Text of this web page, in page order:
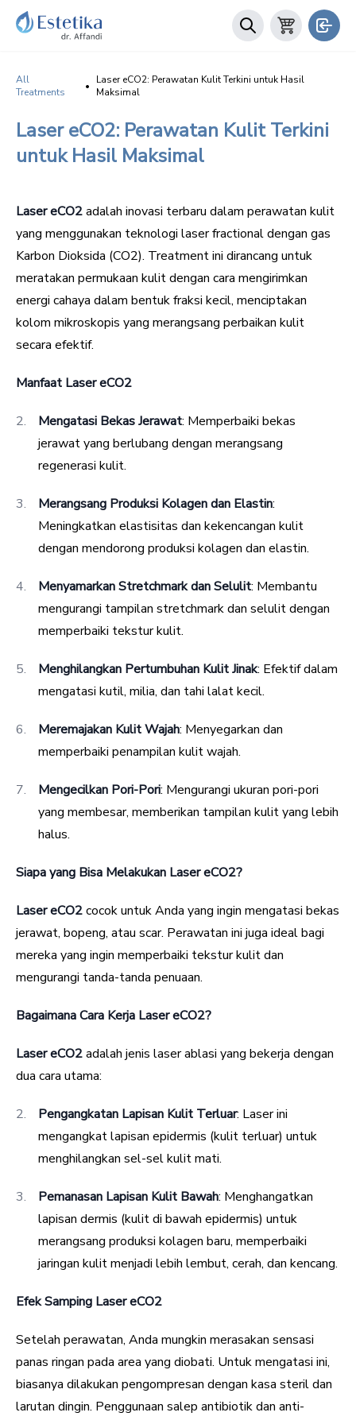
All
Treatments
•
Laser eCO2: Perawatan Kulit Terkini untuk Hasil
Maksimal
Laser eCO2: Perawatan Kulit Terkini
untuk Hasil Maksimal
Laser eCO2adalah inovasi terbaru dalam perawatan kulit
yang menggunakan teknologi laser fractional dengan gas
Karbon Dioksida (CO2). Treatment ini dirancang untuk
meratakan permukaan kulit dengan cara mengirimkan
energi cahaya dalam bentuk fraksi kecil, menciptakan
kolom mikroskopis yang merangsang perbaikan kulit
secara efektif.
Manfaat Laser eCO2
Mengatasi Bekas Jerawat: Memperbaiki bekas
jerawat yang berlubang dengan merangsang
regenerasi kulit.
Merangsang Produksi Kolagen dan Elastin:
Meningkatkan elastisitas dan kekencangan kulit
dengan mendorong produksi kolagen dan elastin.
Menyamarkan Stretchmark dan Selulit: Membantu
mengurangi tampilan stretchmark dan selulit dengan
memperbaiki tekstur kulit.
Menghilangkan Pertumbuhan Kulit Jinak: Efektif dalam
mengatasi kutil, milia, dan tahi lalat kecil.
Meremajakan Kulit Wajah: Menyegarkan dan
memperbaiki penampilan kulit wajah.
Mengecilkan Pori-Pori: Mengurangi ukuran pori-pori
yang membesar, memberikan tampilan kulit yang lebih
halus.
Siapa yang Bisa Melakukan Laser eCO2?
Laser eCO2cocok untuk Anda yang ingin mengatasi bekas
jerawat, bopeng, atau scar. Perawatan ini juga ideal bagi
mereka yang ingin memperbaiki tekstur kulit dan
mengurangi tanda-tanda penuaan.
Bagaimana Cara Kerja Laser eCO2?
Laser eCO2adalah jenis laser ablasi yang bekerja dengan
dua cara utama:
Pengangkatan Lapisan Kulit Terluar: Laser ini
mengangkat lapisan epidermis (kulit terluar) untuk
menghilangkan sel-sel kulit mati.
Pemanasan Lapisan Kulit Bawah: Menghangatkan
lapisan dermis (kulit di bawah epidermis) untuk
merangsang produksi kolagen baru, memperbaiki
jaringan kulit menjadi lebih lembut, cerah, dan kencang.
Efek Samping Laser eCO2
Setelah perawatan, Anda mungkin merasakan sensasi
panas ringan pada area yang diobati. Untuk mengatasi ini,
biasanya dilakukan pengompresan dengan kasa steril dan
larutan dingin. Penggunaan salep antibiotik dan anti-